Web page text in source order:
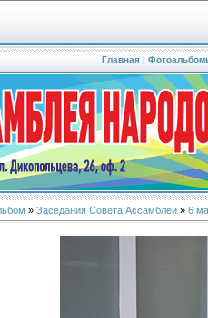
Главная |
» Заседания Совета Ассамблеи » 6